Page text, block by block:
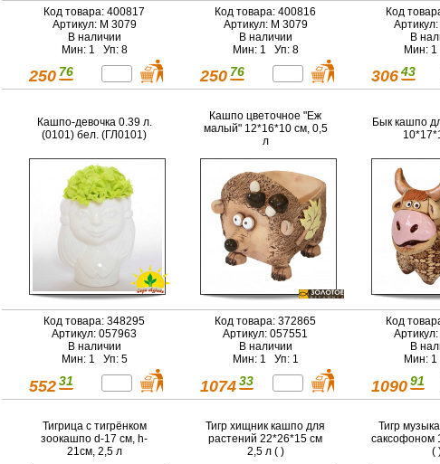
Код товара: 400817
Артикул: М 3079
В наличии
Мин: 1 Уп: 8
250 76
Код товара: 400816
Артикул: М 3079
В наличии
Мин: 1 Уп: 8
250 76
Код
В
Мин: 1
306 43
Кашпо-девочка 0.39 л.
(0101) бел. (ГЛ0101)
Код товара: 348295
Артикул: 057963
В наличии
Мин: 1 Уп: 5
552 31
Кашпо цветочное "Еж
малый" 12*16*10 см, 0,5
л
Код товара: 372865
Артикул: 057551
В наличии
Мин: 1 Уп: 1
1074 33
Бык кашпо
Код
В
Мин:
1090 91
Тигрица с тигрёнком
зоокашпо d-17 см, h-
21см, 2,5 л
Тигр хищник кашпо для
растений 22*26*15 см
2,5 л ( )
Тигр
саксофоном
(